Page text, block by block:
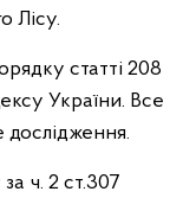
Лісу.
статті 208
України. Все
ч. 2 ст.307